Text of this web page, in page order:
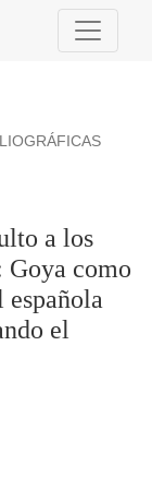
e
a los
Goya como
española
el